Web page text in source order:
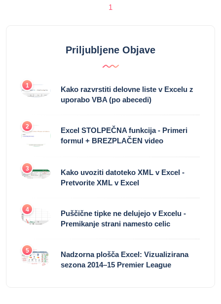
1
Priljubljene Objave
1
Kako razvrstiti delovne liste v Excelu z
uporabo VBA (po abecedi)
2
Excel STOLPEČNA funkcija - Primeri
formul + BREZPLAČEN video
3
Kako uvoziti datoteko XML v Excel -
Pretvorite XML v Excel
4
Puščične tipke ne delujejo v Excelu -
Premikanje strani namesto celic
5
Nadzorna plošča Excel: Vizualizirana
sezona 2014–15 Premier League